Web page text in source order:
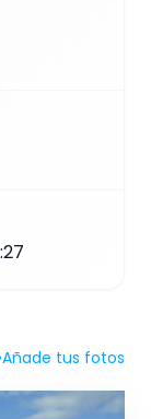
Añade tus fotos